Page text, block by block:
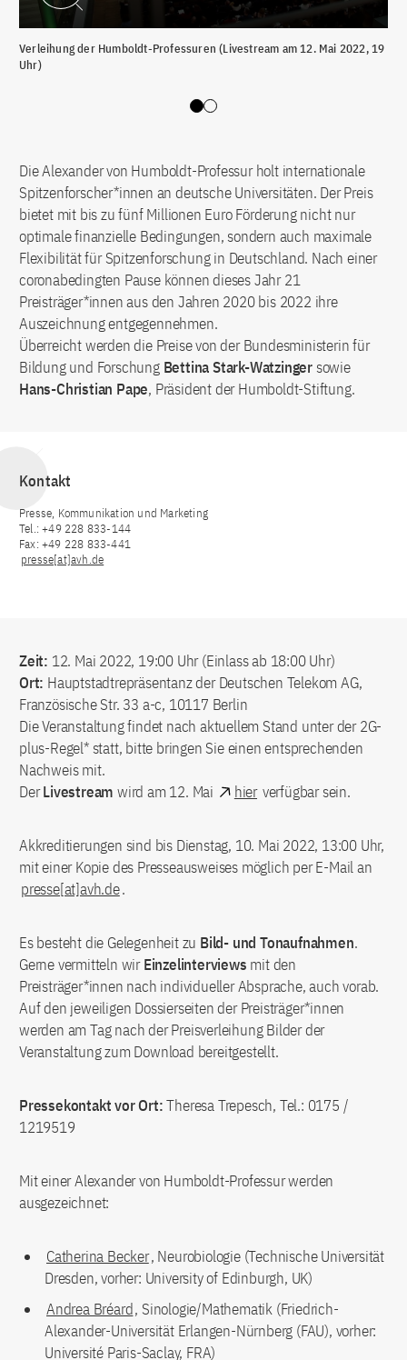
Verleihung der Humboldt-Professuren (Livestream am 12. Mai 2022, 19
Uhr)
Slide 0
Slide 1
Die Alexander von Humboldt-Professur holt internationale
Spitzenforscher*innen an deutsche Universitäten. Der Preis
bietet mit bis zu fünf Millionen Euro Förderung nicht nur
optimale finanzielle Bedingungen, sondern auch maximale
Flexibilität für Spitzenforschung in Deutschland. Nach einer
coronabedingten Pause können dieses Jahr 21
Preisträger*innen aus den Jahren 2020 bis 2022 ihre
Auszeichnung entgegennehmen.
Überreicht werden die Preise von der Bundesministerin für
Bildung und Forschung Bettina Stark-Watzingersowie
Hans-Christian Pape, Präsident der Humboldt-Stiftung.
Kontakt
Presse, Kommunikation und Marketing
Tel.: +49 228 833-144
Fax: +49 228 833-441
presse[at]avh.de
Zeit: 12. Mai 2022, 19:00 Uhr (Einlass ab 18:00 Uhr)
Ort: Hauptstadtrepräsentanz der Deutschen Telekom AG,
Französische Str. 33 a-c, 10117 Berlin
Die Veranstaltung findet nach aktuellem Stand unter der 2G-
plus-Regel* statt, bitte bringen Sie einen entsprechenden
Nachweis mit.
DerLivestream wird am 12. Mai hier verfügbar sein.
Akkreditierungen sind bis Dienstag, 10. Mai 2022, 13:00 Uhr,
mit einer Kopie des Presseausweises möglich per E-Mail an
presse[at]avh.de.
Es besteht die Gelegenheit zu Bild- und Tonaufnahmen.
Gerne vermitteln wirEinzelinterviews mit den
Preisträger*innen nach individueller Absprache, auch vorab.
Auf den jeweiligen Dossierseiten der Preisträger*innen
werden am Tag nach der Preisverleihung Bilder der
Veranstaltung zum Download bereitgestellt.
Pressekontakt vor Ort:Theresa Trepesch, Tel.: 0175 /
1219519
Mit einer Alexander von Humboldt-Professur werden
ausgezeichnet:
Catherina Becker, Neurobiologie (Technische Universität
Dresden, vorher: University of Edinburgh, UK)
Andrea Bréard, Sinologie/Mathematik (Friedrich-
Alexander-Universität Erlangen-Nürnberg (FAU), vorher:
Université Paris-Saclay, FRA)